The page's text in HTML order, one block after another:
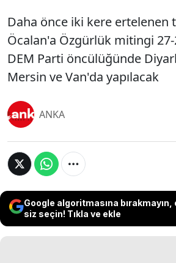
Daha önce iki kere ertelenen
Öcalan'a Özgürlük mitingi
DEM Parti öncülüğünde
Mersin ve Van'da yapılacak
ANKA
Google algoritmasına bırakmayın,
siz seçin! Tıkla ve ekle